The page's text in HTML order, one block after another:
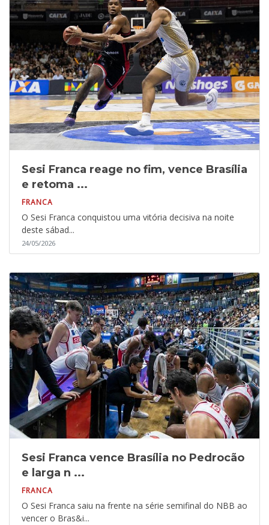
Sesi Franca reage no fim, vence Brasília
e retoma ...
FRANCA
O Sesi Franca conquistou uma vitória decisiva na noite
deste sábad...
24/05/2026
Sesi Franca vence Brasília no Pedrocão
e larga n ...
FRANCA
O Sesi Franca saiu na frente na série semifinal do NBB ao
vencer o Bras&i...